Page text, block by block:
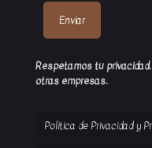
Respetamos tu
otras empresas.
Política de Privacidad y